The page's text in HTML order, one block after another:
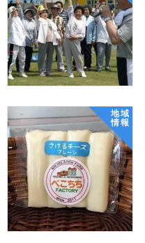
地域
情報